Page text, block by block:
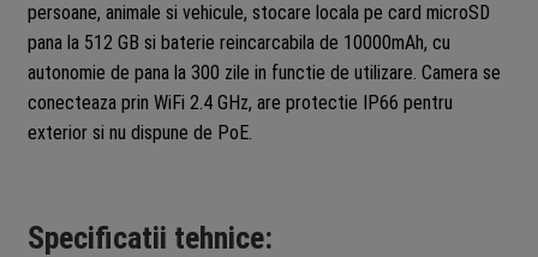
persoane, animale si vehicule, stocare locala pe card microSD
pana la 512 GB si baterie reincarcabila de 10000mAh, cu
autonomie de pana la 300 zile in functie de utilizare. Camera se
conecteaza prin WiFi 2.4 GHz, are protectie IP66 pentru
exterior si nu dispune de PoE.
Specificatii tehnice: